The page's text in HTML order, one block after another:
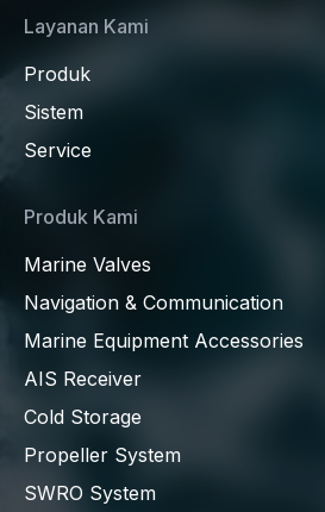
Layanan Kami
Produk
Sistem
Service
Produk Kami
Marine Valves
Navigation & Communication
Marine Equipment Accessories
AIS Receiver
Cold Storage
Propeller System
SWRO System